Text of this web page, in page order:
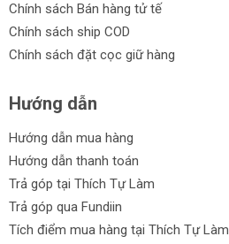
Chính sách Bán hàng tử tế
Chính sách ship COD
Chính sách đặt cọc giữ hàng
Hướng dẫn
Hướng dẫn mua hàng
Hướng dẫn thanh toán
Trả góp tại Thích Tự Làm
Trả góp qua Fundiin
Tích điểm mua hàng tại Thích Tự Làm